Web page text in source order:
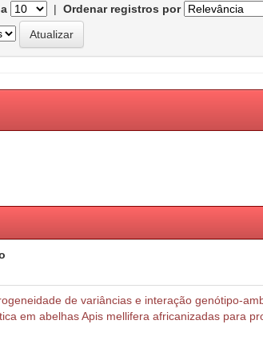
| Ordenar registros por
de variâncias e interação genótipo-
em abelhas Apis mellifera africanizadas para